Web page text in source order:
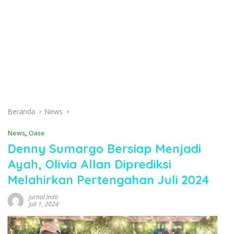
Beranda News
News, Oase
Denny Sumargo Bersiap Menjadi
Ayah, Olivia Allan Diprediksi
Melahirkan Pertengahan Juli 2024
Jurnal Indo
Juli 1, 2024